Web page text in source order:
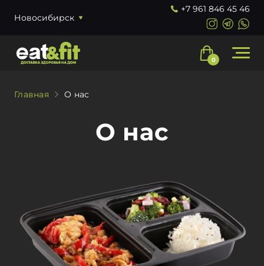
Новосибирск
+7 961 846 45 46
Рационы
Доставка и оплата
Контакты
0
Главная О нас
О нас